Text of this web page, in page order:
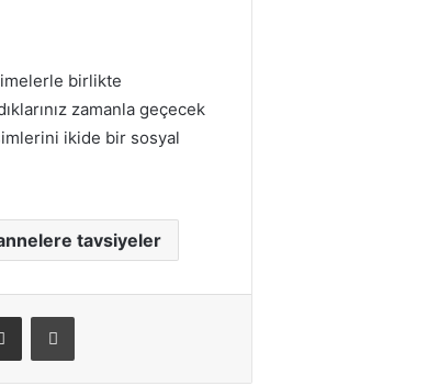
birlikte
zamanla geçecek
ikide bir sosyal
tavsiyeler
E-Posta ile paylaş Yazdır